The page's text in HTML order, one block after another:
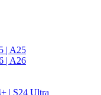
| A25
| A26
| S24 Ultra